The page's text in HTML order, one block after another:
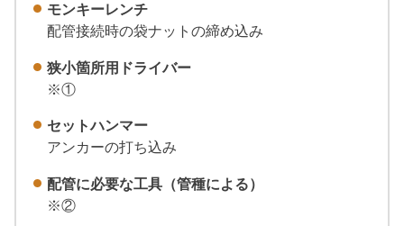
モンキーレンチ
配管接続時の袋ナットの締め込み
狭小箇所用ドライバー
※①
セットハンマー
アンカーの打ち込み
配管に必要な工具（管種による）
※②